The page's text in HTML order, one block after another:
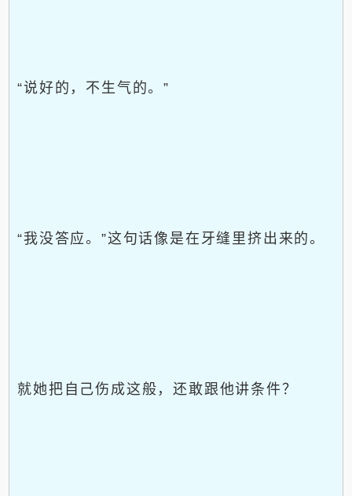
“说好的，不生气的。”
“我没答应。”这句话像是在牙缝里挤出来的。
就她把自己伤成这般，还敢跟他讲条件？